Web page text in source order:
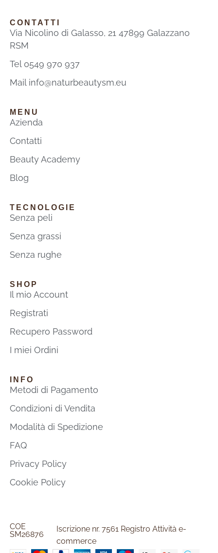
CONTATTI
Via Nicolino di Galasso, 21 47899 Galazzano
RSM
Tel 0549 970 937
Mail info@naturbeautysm.eu
MENU
Azienda
Contatti
Beauty Academy
Blog
TECNOLOGIE
Senza peli
Senza grassi
Senza rughe
SHOP
Il mio Account
Registrati
Recupero Password
I miei Ordini
INFO
Metodi di Pagamento
Condizioni di Vendita
Modalità di Spedizione
FAQ
Privacy Policy
Cookie Policy
COE
SM26876
Iscrizione nr. 7561 Registro Attività e-
commerce